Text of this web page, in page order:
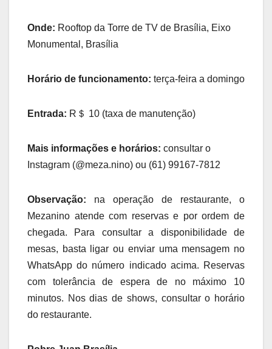
Onde: Rooftop da Torre de TV de Brasília, Eixo
Monumental, Brasília
Horário de funcionamento: terça-feira a domingo
Entrada: R＄ 10 (taxa de manutenção)
Mais informações e horários: consultar o
Instagram (@meza.nino) ou (61) 99167-7812
Observação: na operação de restaurante, o
Mezanino atende com reservas e por ordem de
chegada. Para consultar a disponibilidade de
mesas, basta ligar ou enviar uma mensagem no
WhatsApp do número indicado acima. Reservas
com tolerância de espera de no máximo 10
minutos. Nos dias de shows, consultar o horário
do restaurante.